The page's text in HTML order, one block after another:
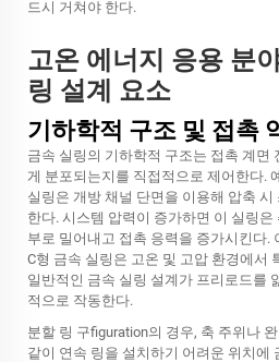
드시 거쳐야 한다.
고온 에너지 응용 분
링 설계 요소
기하학적 구조 및 접촉
금속 실링의 기하학적 구조는 접촉 계면
게 분포되는지를 직접적으로 제어한다.
실링은 개방 채널 단면을 이용해 압축
한다. 시스템 압력이 증가하면 이 실링
부로 밀어내고 접촉 응력을 증가시킨다.
C형 금속 실링은 고온 및 고압 환경에서
일반적인 금속 실링 설계가 프리로드를
적으로 작동한다.
분할 링 구figuration의 경우, 축 주위나
같이 연속 링을 설치하기 어려운 위치에